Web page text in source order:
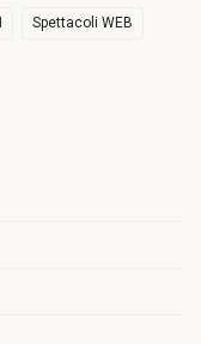
Spettacoli WEB